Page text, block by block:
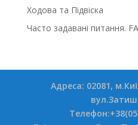
Ходова та Підвіска
Часто задавані питання.
Адреса: 02081,